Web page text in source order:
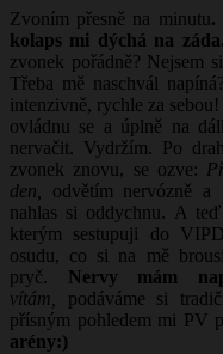
Zvoním přesně na minutu.
kolaps mi dýchá na záda.
zvonek pořádně? Nejsem
Třeba mě naschvál
intenzivně, rychle za
ovládnu se a úplně na
nervačit. Vydržím. Po
zvonek znovu, se ozve:
den, odvětím nervózně
nahlas si oddychnu. A
kterým sestupuji do
osudu, co si na mě
pryč. Nervy mám
vítám,
podáváme si
přísným pohledem mi PV
arény:)